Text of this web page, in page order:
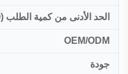
الحد الأدنى من كمية الطلب (MOQ)
OEM/ODM
جودة